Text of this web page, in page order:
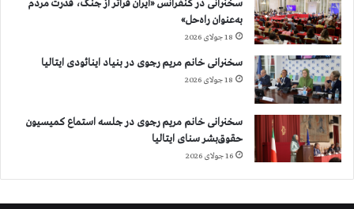
سخنرانی در کنفرانس «ایران فراتر از جنگ، قدرت مردم
به‌عنوان راه‌حل»
18 جولای 2026
سخنرانی خانم مریم رجوی در بنیاد اینائودی ایتالیا
18 جولای 2026
سخنرانی خانم مریم رجوی در جلسه استماع کمیسیون
حقوق‌بشر سنای ایتالیا
16 جولای 2026